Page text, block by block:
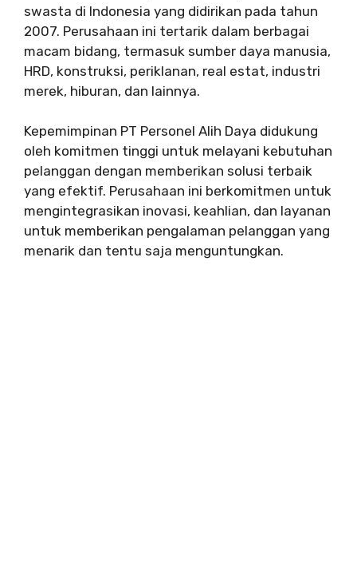
swasta di Indonesia yang didirikan pada tahun
2007. Perusahaan ini tertarik dalam berbagai
macam bidang, termasuk sumber daya manusia,
HRD, konstruksi, periklanan, real estat, industri
merek, hiburan, dan lainnya.
Kepemimpinan PT Personel Alih Daya didukung
oleh komitmen tinggi untuk melayani kebutuhan
pelanggan dengan memberikan solusi terbaik
yang efektif. Perusahaan ini berkomitmen untuk
mengintegrasikan inovasi, keahlian, dan layanan
untuk memberikan pengalaman pelanggan yang
menarik dan tentu saja menguntungkan.